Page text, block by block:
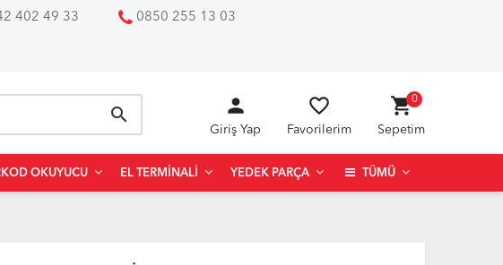
402 49 33 0850 255 13 03
search person
Giriş Yap
favorite_border
Favorilerim
shopping_cart
Sepetim
0
OKUYUCU EL TERMINALI YEDEK PARÇA TÜMÜ